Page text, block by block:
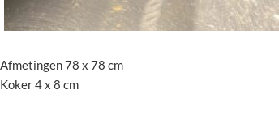
Afmetingen 78 x 78 cm
Koker 4 x 8 cm